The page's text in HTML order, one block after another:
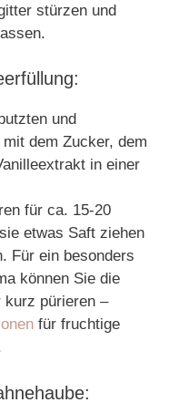
stürzen und
und
dem Zucker, dem
in einer
für ca. 15-20
etwas Saft ziehen
Für ein besonders
können Sie die
kurz pürieren –
für fruchtige